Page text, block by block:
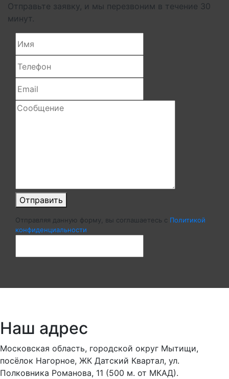
Отправьте заявку, и мы перезвоним в течение 30
минут.
Отправить
Отправляя данную форму, вы соглашаетесь c Политикой
конфиденциальности
Наш адрес
Московская область, городской округ Мытищи,
посёлок Нагорное, ЖК Датский Квартал, ул.
Полковника Романова, 11 (500 м. от МКАД).